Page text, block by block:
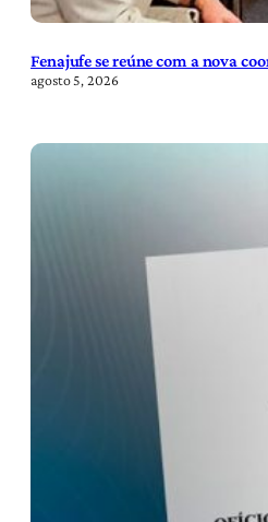
Fenajufe se reúne com a nova
agosto 5, 2026